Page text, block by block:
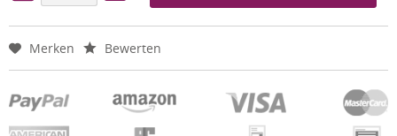
Merken Bewerten